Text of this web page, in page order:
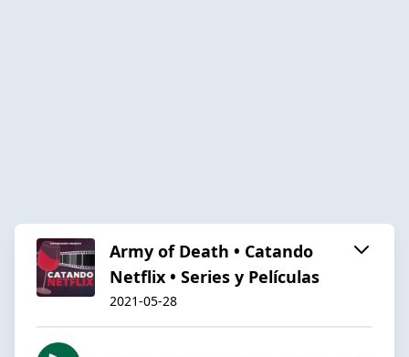
Army of Death • Catando
Netflix • Series y Películas
2021-05-28